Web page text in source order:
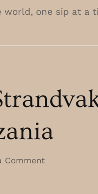
world, one sip at a
Commenton